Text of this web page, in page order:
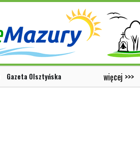
Gazeta Olsztyńska więcej >>>